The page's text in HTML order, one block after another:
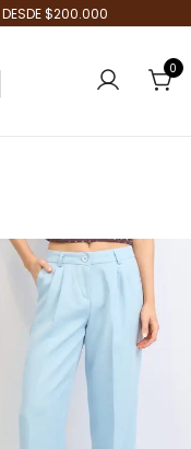
DESDE $200.000
0